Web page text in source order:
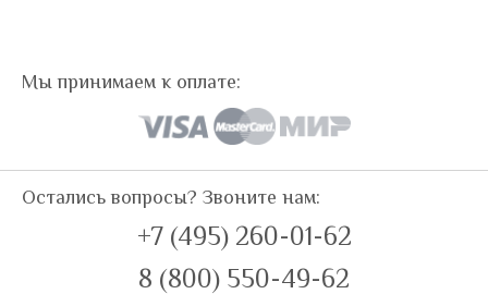
Мы принимаем к оплате:
Остались вопросы? Звоните нам:
+7 (495) 260-01-62
8 (800) 550-49-62